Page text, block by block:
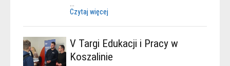
Czytaj więcej
V Targi Edukacji i Pracy w
Koszalinie